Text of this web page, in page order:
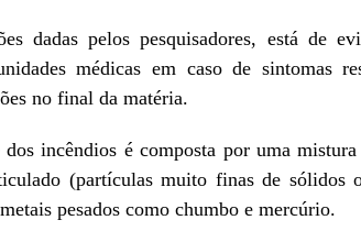
dadas pelos pesquisadores, está de
médicas em caso de sintomas
no final da matéria.
incêndios é composta por uma
(partículas muito finas de sólidos
pesados como chumbo e mercúrio.